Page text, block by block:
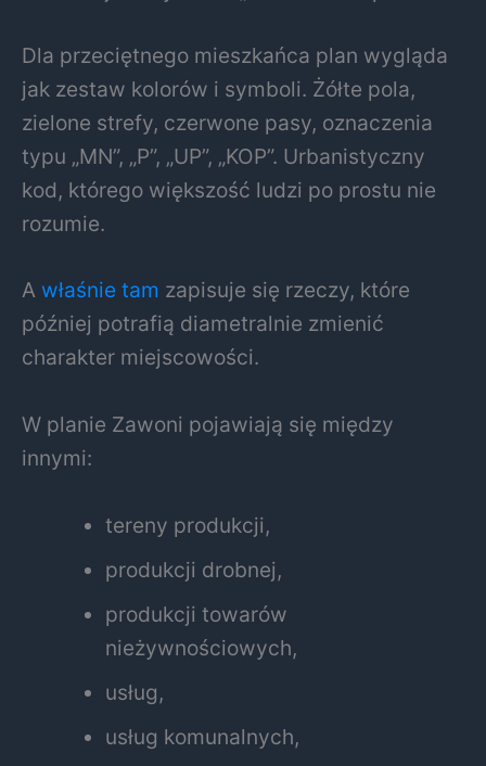
Dla przeciętnego mieszkańca plan wygląda
jak zestaw kolorów i symboli. Żółte pola,
zielone strefy, czerwone pasy, oznaczenia
typu „MN”, „P”, „UP”, „KOP”. Urbanistyczny
kod, którego większość ludzi po prostu nie
rozumie.
A właśnie tam zapisuje się rzeczy, które
później potrafią diametralnie zmienić
charakter miejscowości.
W planie Zawoni pojawiają się między
innymi:
tereny produkcji,
produkcji drobnej,
produkcji towarów
nieżywnościowych,
usług,
usług komunalnych,